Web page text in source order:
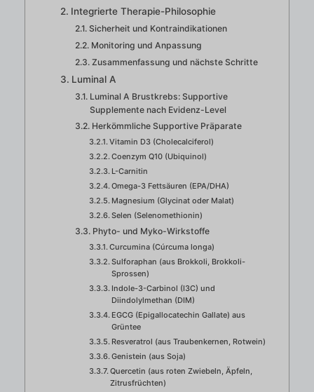
Integrierte Therapie-Philosophie
Sicherheit und Kontraindikationen
Monitoring und Anpassung
Zusammenfassung und nächste Schritte
Luminal A
Luminal A Brustkrebs: Supportive
Supplemente nach Evidenz-Level
Herkömmliche Supportive Präparate
Vitamin D3 (Cholecalciferol)
Coenzym Q10 (Ubiquinol)
L-Carnitin
Omega-3 Fettsäuren (EPA/DHA)
Magnesium (Glycinat oder Malat)
Selen (Selenomethionin)
Phyto- und Myko-Wirkstoffe
Curcumina (Cúrcuma longa)
Sulforaphan (aus Brokkoli, Brokkoli-
Sprossen)
Indole-3-Carbinol (I3C) und
Diindolylmethan (DIM)
EGCG (Epigallocatechin Gallate) aus
Grüntee
Resveratrol (aus Traubenkernen, Rotwein)
Genistein (aus Soja)
Quercetin (aus roten Zwiebeln, Äpfeln,
Zitrusfrüchten)